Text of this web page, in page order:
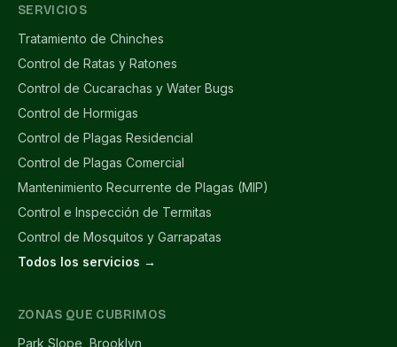
SERVICIOS
Tratamiento de Chinches
Control de Ratas y Ratones
Control de Cucarachas y Water Bugs
Control de Hormigas
Control de Plagas Residencial
Control de Plagas Comercial
Mantenimiento Recurrente de Plagas (MIP)
Control e Inspección de Termitas
Control de Mosquitos y Garrapatas
Todos los servicios →
ZONAS QUE CUBRIMOS
Park Slope, Brooklyn